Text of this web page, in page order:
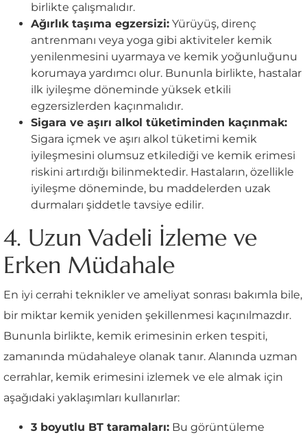
birlikte çalışmalıdır.
Ağırlık taşıma egzersizi: Yürüyüş, direnç
antrenmanı veya yoga gibi aktiviteler kemik
yenilenmesini uyarmaya ve kemik yoğunluğunu
korumaya yardımcı olur. Bununla birlikte, hastalar
ilk iyileşme döneminde yüksek etkili
egzersizlerden kaçınmalıdır.
Sigara ve aşırı alkol tüketiminden kaçınmak:
Sigara içmek ve aşırı alkol tüketimi kemik
iyileşmesini olumsuz etkilediği ve kemik erimesi
riskini artırdığı bilinmektedir. Hastaların, özellikle
iyileşme döneminde, bu maddelerden uzak
durmaları şiddetle tavsiye edilir.
4. Uzun Vadeli İzleme ve
Erken Müdahale
En iyi cerrahi teknikler ve ameliyat sonrası bakımla bile,
bir miktar kemik yeniden şekillenmesi kaçınılmazdır.
Bununla birlikte, kemik erimesinin erken tespiti,
zamanında müdahaleye olanak tanır. Alanında uzman
cerrahlar, kemik erimesini izlemek ve ele almak için
aşağıdaki yaklaşımları kullanırlar:
3 boyutlu BT taramaları: Bu görüntüleme